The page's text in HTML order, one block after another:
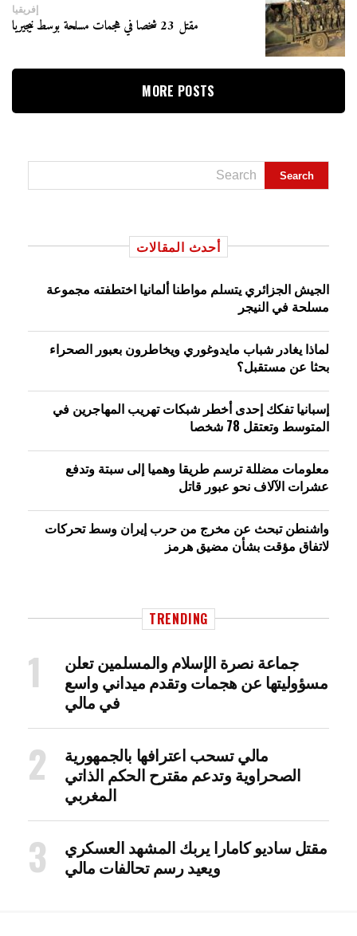
إفريقيا
مقتل 23 شخصا في هجمات مسلحة بوسط نيجيريا
MORE POSTS
أحدث المقالات
الجيش الجزائري يتسلم مواطنا ألمانيا اختطفته مجموعة
مسلحة في النيجر
لماذا يغادر شباب مايدوغوري ويخاطرون بعبور الصحراء
بحثا عن مستقبل؟
إسبانيا تفكك إحدى أخطر شبكات تهريب المهاجرين في
المتوسط وتعتقل 78 شخصا
معلومات مضللة ترسم طريقا وهميا إلى سبتة وتدفع
عشرات الآلاف نحو عبور قاتل
واشنطن تبحث عن مخرج من حرب إيران وسط تحركات
لاتفاق مؤقت بشأن مضيق هرمز
TRENDING
جماعة نصرة الإسلام والمسلمين تعلن
مسؤوليتها عن هجمات وتقدم ميداني واسع
في مالي
مالي تسحب اعترافها بالجمهورية
الصحراوية وتدعم مقترح الحكم الذاتي
المغربي
مقتل ساديو كامارا يربك المشهد العسكري
ويعيد رسم تحالفات مالي